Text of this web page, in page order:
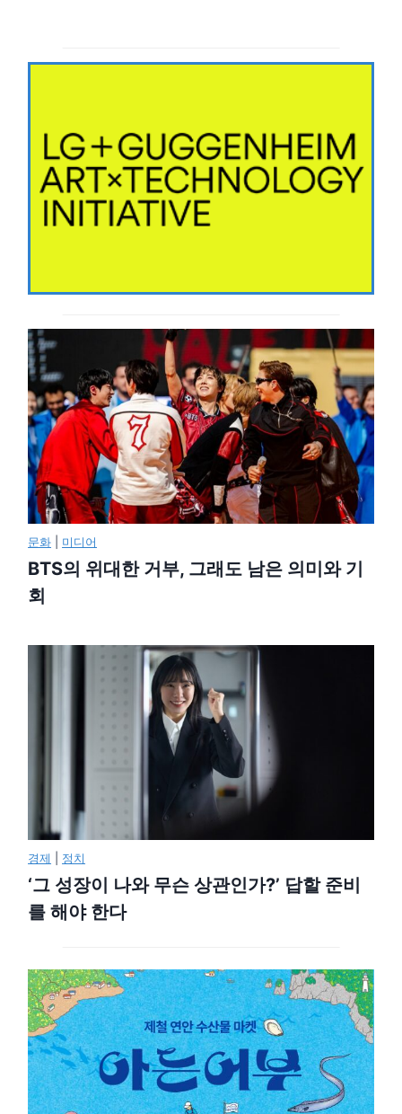
문화 미디어
BTS의 위대한 거부, 그래도 남은 의미와 기
회
경제 정치
‘그 성장이 나와 무슨 상관인가?’ 답할 준비
를 해야 한다